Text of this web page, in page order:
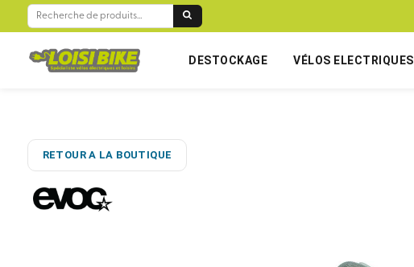
RECHERCHE
DESTOCKAGE VÉLOS ELECTRIQUES
RETOUR A LA BOUTIQUE